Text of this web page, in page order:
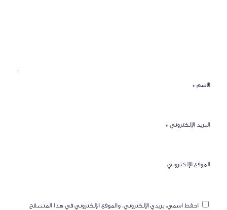
الاسم *
البريد الإلكتروني *
الموقع الإلكتروني
احفظ اسمي، بريدي الإلكتروني، والموقع الإلكتروني في هذا المتصفح